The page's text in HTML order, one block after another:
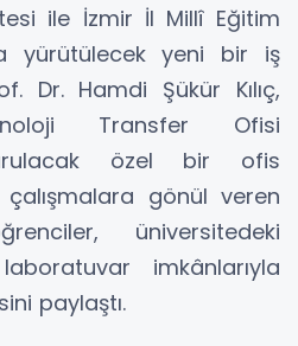
ile İzmir İl Millî Eğitim
yürütülecek yeni bir iş
Dr. Hamdi Şükür Kılıç,
Transfer Ofisi
özel bir ofis
çalışmalara gönül veren
üniversitedeki
imkânlarıyla
paylaştı.